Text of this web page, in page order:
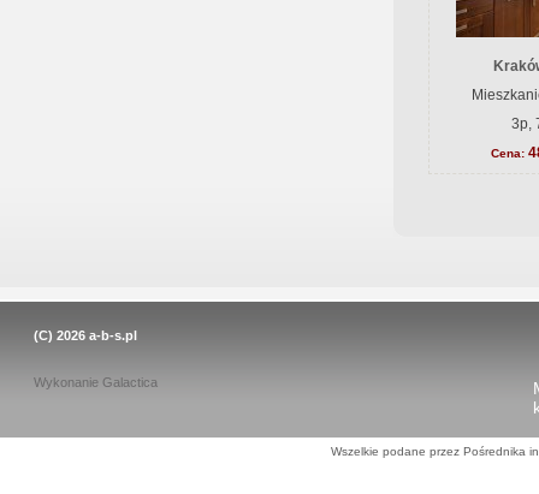
3p,
Cena:
(C) 2026 a-b-s.pl
Wykonanie Galactica
Wszelkie podane przez Pośrednika